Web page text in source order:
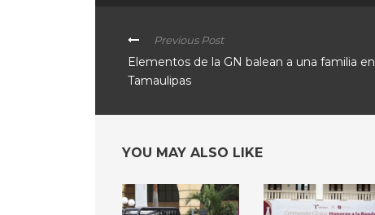
Previous Post
Elementos de la GN balean a una familia en
Tamaulipas
YOU MAY ALSO LIKE